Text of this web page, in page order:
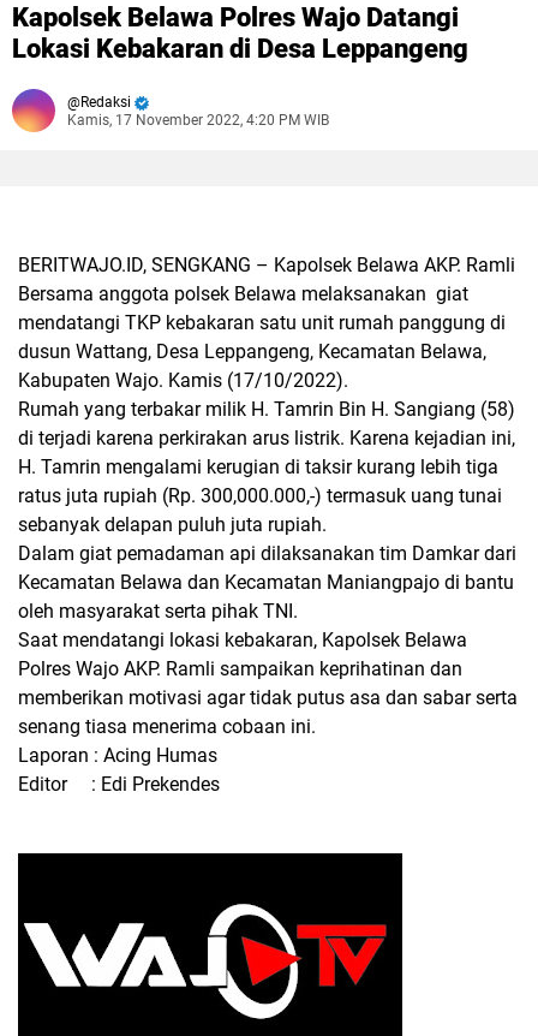
Kapolsek Belawa Polres Wajo Datangi
Lokasi Kebakaran di Desa Leppangeng
Redaksi
Kamis, 17 November 2022, 4:20 PM WIB
BERITWAJO.ID, SENGKANG – Kapolsek Belawa AKP. Ramli
Bersama anggota polsek Belawa melaksanakan giat
mendatangi TKP kebakaran satu unit rumah panggung di
dusun Wattang, Desa Leppangeng, Kecamatan Belawa,
Kabupaten Wajo. Kamis (17/10/2022).
Rumah yang terbakar milik H. Tamrin Bin H. Sangiang (58)
di terjadi karena perkirakan arus listrik. Karena kejadian ini,
H. Tamrin mengalami kerugian di taksir kurang lebih tiga
ratus juta rupiah (Rp. 300,000.000,-) termasuk uang tunai
sebanyak delapan puluh juta rupiah.
Dalam giat pemadaman api dilaksanakan tim Damkar dari
Kecamatan Belawa dan Kecamatan Maniangpajo di bantu
oleh masyarakat serta pihak TNI.
Saat mendatangi lokasi kebakaran, Kapolsek Belawa
Polres Wajo AKP. Ramli sampaikan keprihatinan dan
memberikan motivasi agar tidak putus asa dan sabar serta
senang tiasa menerima cobaan ini.
Laporan : Acing Humas
Editor : Edi Prekendes